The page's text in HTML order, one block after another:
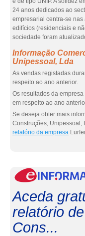
24 anos dedicados ao
empresarial centra-se
edifícios (residenciais e
sociedade foram
Informação
Unipessoal, Lda
As vendas registadas
respeito ao ano anterior.
Os resultados da
em respeito ao ano
Se deseja obter mais
Construções, Unipessoal,
relatório da empresa
Aceda
relatório
Cons...